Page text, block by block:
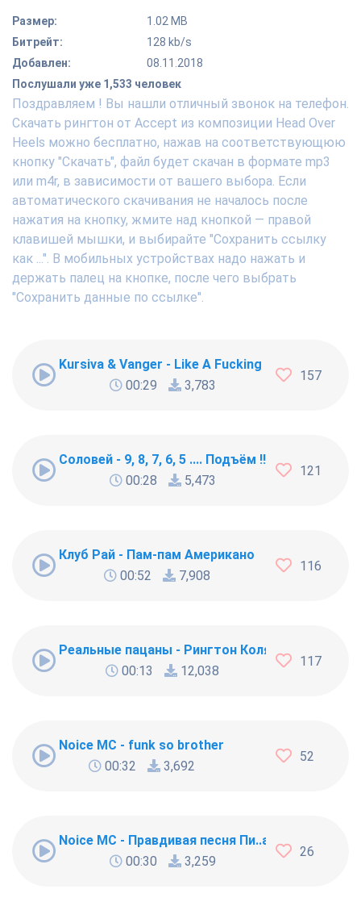
Размер:
1.02 MB
Битрейт:
128 kb/s
Добавлен:
08.11.2018
Послушали уже 1,533 человек
Поздравляем ! Вы нашли отличный звонок на телефон.
Скачать рингтон от Accept из композиции Head Over
Heels можно бесплатно, нажав на соответствующюю
кнопку "Скачать", файл будет скачан в формате mp3
или m4r, в зависимости от вашего выбора. Если
автоматического скачивания не началось после
нажатия на кнопку, жмите над кнопкой — правой
клавишей мышки, и выбирайте "Сохранить ссылку
как ...". В мобильных устройствах надо нажать и
держать палец на кнопке, после чего выбрать
"Сохранить данные по ссылке".
Kursiva & Vanger - Like A Fucking Newbie
00:29
3,783
157
Соловей - 9, 8, 7, 6, 5 .... Подъём !!!
00:28
5,473
121
Клуб Рай - Пам-пам Американо
00:52
7,908
116
Реальные пацаны - Рингтон Коляна
00:13
12,038
117
Noice MC - funk so brother
00:32
3,692
52
Noice MC - Правдивая песня Пи..абола
00:30
3,259
26